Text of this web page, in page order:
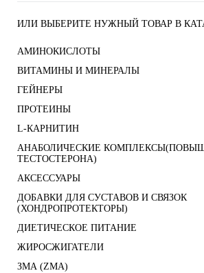
ИЛИ ВЫБЕРИТЕ НУЖНЫЙ ТОВАР В
АМИНОКИСЛОТЫ
ВИТАМИНЫ И МИНЕРАЛЫ
ГЕЙНЕРЫ
ПРОТЕИНЫ
L-КАРНИТИН
АНАБОЛИЧЕСКИЕ
ТЕСТОСТЕРОНА)
АКСЕССУАРЫ
ДОБАВКИ ДЛЯ СУСТАВОВ И СВЯЗОК
(ХОНДРОПРОТЕКТОРЫ)
ДИЕТИЧЕСКОЕ ПИТАНИЕ
ЖИРОСЖИГАТЕЛИ
ЗМА (ZMA)